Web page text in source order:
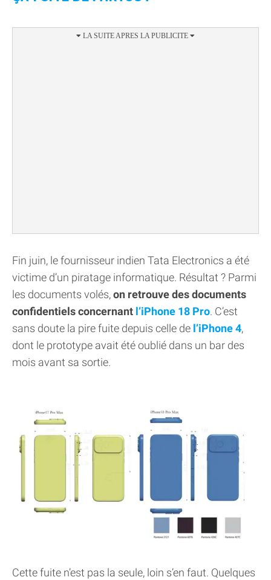
Fin juin, le fournisseur indien Tata Electronics a été
victime d’un piratage informatique. Résultat ? Parmi
les documents volés,on retrouve des documents
confidentiels concernant l’iPhone 18 Pro. C’est
sans doute la pire fuite depuis celle de l’iPhone 4,
dont le prototype avait été oublié dans un bar des
mois avant sa sortie.
Cette fuite n’est pas la seule, loin s’en faut. Quelques